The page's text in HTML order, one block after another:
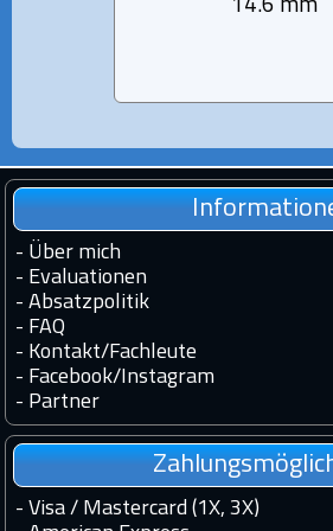
14.6 mm
- Über mich
- Evaluationen
- Absatzpolitik
- FAQ
- Kontakt/Fachleute
- Facebook/Instagram
- Partner
- Visa / Mastercard (1X, 3X)